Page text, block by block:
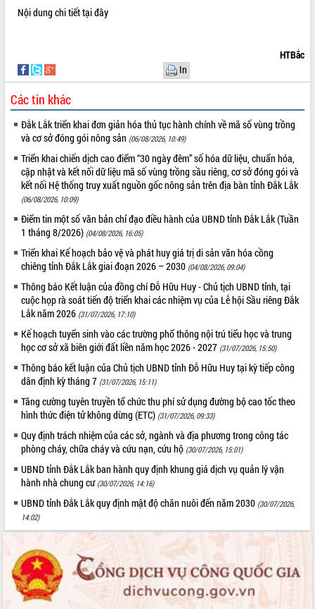
Thường trực HĐND tỉnh Đắk Lắk gặp
mặt Đoàn chuyên gia y tế TP. Hồ Chí
tại Nghĩa trang Liệt sĩ xã Sơn Hòa
Bàn giải pháp tháo gỡ khó khăn trong
xuất khẩu sầu riêng và triển khai quy
định EUDR
Thứ trưởng Bộ Nông nghiệp và Môi
trường Nguyễn Hoàng Hiệp khảo sát
vùng trồng và doanh nghiệp đóng gói
sầu riêng tại Đắk Lắk
Trình diễn nghệ thuật chế biến các
món ăn từ sầu riêng
Đắk Lắk công bố Quy hoạch và xúc
tiến đầu tư tỉnh
Ngành cá ngừ Đắk Lắk chủ động thích
ứng để giữ vững thị trường xuất khẩu
Diễn đàn Kinh tế tư nhân Việt Nam đột
phá cơ chế - Hợp tác công tư
Đề án 06 tạo bước ngoặt đột phá trong
cải cách hành chính tỉnh Đắk Lắk
Kết nối tour, đẩy mạnh chuyển đổi số
để phát triển du lịch Đắk Lắk
Khởi động Dự án Đầu tư xây dựng hạ
tầng kỹ thuật Cụm công nghiệp Tân
Tiến
niệm 101 năm Ngày Báo chí Cách
mạng Việt Nam
Đắk Lắk sơ kết 4 năm triển khai thực
hiện Đề án 06 của Chính phủ
Họp báo thông tin về Hội nghị Công bố
Quy hoạch và Xúc tiến đầu tư tỉnh Đắk
Lắk
Khơi thông điểm nghẽn, đẩy nhanh
giải ngân vốn khắc phục thiên tai
HĐND tỉnh thông qua điều chỉnh Quy
hoạch tỉnh thời kỳ 2021-2030
Hôm nay:
4916
Tất cả: 66050239
Nội dung chi tiếttại đây
HTBắc
In
Các tin khác
Đắk Lắk triển khai đơn giản hóa thủ tục hành chính về mã số vùng trồng
và cơ sở đóng gói nông sản (06/08/2026, 10:49)
Triển khai chiến dịch cao điểm “30 ngày đêm” số hóa dữ liệu, chuẩn hóa,
cập nhật và kết nối dữ liệu mã số vùng trồng sầu riêng, cơ sở đóng gói và
kết nối Hệ thống truy xuất nguồn gốc nông sản trên địa bàn tỉnh Đắk Lắk
(06/08/2026, 10:09)
Điểm tin một số văn bản chỉ đạo điều hành của UBND tỉnh Đắk Lắk (Tuần
1 tháng 8/2026) (04/08/2026, 16:05)
Triển khai Kế hoạch bảo vệ và phát huy giá trị di sản văn hóa cồng
chiêng tỉnh Đắk Lắk giai đoạn 2026 – 2030 (04/08/2026, 09:04)
Thông báo Kết luận của đồng chí Đỗ Hữu Huy - Chủ tịch UBND tỉnh, tại
cuộc họp rà soát tiến độ triển khai các nhiệm vụ của Lễ hội Sầu riêng Đắk
Lắk năm 2026 (31/07/2026, 17:10)
Kế hoạch tuyển sinh vào các trường phổ thông nội trú tiểu học và trung
học cơ sở xã biên giới đất liền năm học 2026 - 2027 (31/07/2026, 15:50)
Thông báo kết luận của Chủ tịch UBND tỉnh Đỗ Hữu Huy tại kỳ tiếp công
dân định kỳ tháng 7 (31/07/2026, 15:11)
Tăng cường tuyên truyền tổ chức thu phí sử dụng đường bộ cao tốc theo
hình thức điện tử không dừng (ETC) (31/07/2026, 09:33)
Quy định trách nhiệm của các sở, ngành và địa phương trong công tác
phòng cháy, chữa cháy và cứu nạn, cứu hộ (30/07/2026, 15:01)
UBND tỉnh Đắk Lắk ban hành quy định khung giá dịch vụ quản lý vận
hành nhà chung cư (30/07/2026, 14:16)
UBND tỉnh Đắk Lắk quy định mật độ chăn nuôi đến năm 2030 (30/07/2026,
14:02)